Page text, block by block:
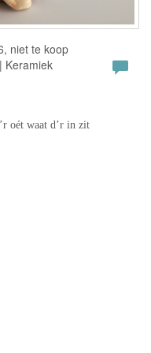
niet te koop
Keramiek
oét waat d’r in zit